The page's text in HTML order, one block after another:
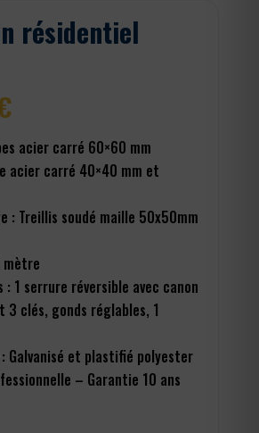
résidentiel
acier carré 60×60 mm
acier carré 40×40 mm et
: Treillis soudé maille 50x50mm
mètre
: 1 serrure réversible avec canon
3 clés, gonds réglables, 1
Galvanisé et plastifié polyester
– Garantie 10 ans